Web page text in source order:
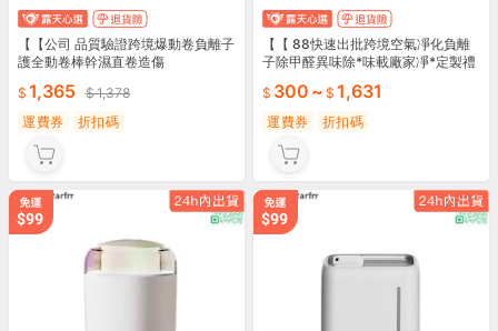
【【公司 品質驗證跨境爆動卷負離子
護全動卷棒幹濕直卷造傷
1,365
1,378
運費券
折扣碼
【【 88快速出批跨境空氣凈化負離
子除甲醛異味除*味載廠家凈*定製禮
300 ~ 1,631
運費券 折扣碼